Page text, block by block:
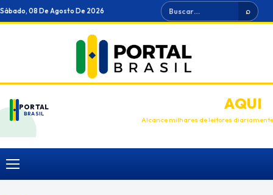
Ir
para
Sábado, 08 De Agosto De 2026 Buscar ⌕
PORTAL
BRASIL
ANUNCIEAQUI
Alcance milhares de leitores diariamente
Menu